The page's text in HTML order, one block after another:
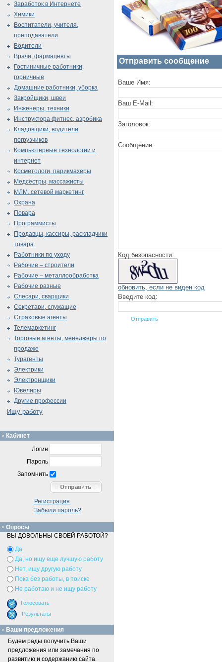
Отправить сообщение
Ваше Имя:
Ваш E-Mail:
Заголовок:
Сообщение:
Код безопасности:
обновить, если не виден код
Введите код:
Заработок в Интернете
Химики
Воспитатели, учителя,
преподаватели
Водители
Врачи, фармацевты
Гостиничные работники,
горничные
Домашние работники, уборка
Закройщики, швеи
Инженеры, техники
Инструктора фитнес, аэробика
Кладовщики, водители
погрузчиков
Компьютерные технологии и
интернет
Косметологи, парикмахеры
Медсёстры, массажисты
МЛМ, сетевой маркетинг
Охрана
Повара
Программисты
Продавцы, кассиры, раскладчики
товара
Работники по уходу
Рабочие – строители
Рабочие – металлообработка
Рабочие разные
Слесари, сварщики
Секретари, служащие
Страховые агенты
Телемаркетинг
Торговые агенты, менеджеры по
продаже
Турагенты
Электрики
Электронщики
Ювелиры
Другие профессии
Ищу работу
Кабинет
Логин
Пароль
Запомнить
Регистрация
Забыли пароль?
Опросы
ВЫ ДОВОЛЬНЫ СВОЕЙ РАБОТОЙ?
Да
Да, но ищу еще лучшую работу
Нет, ищу другую работу
Пока без работы, в поиске
Не работаю и не ищу работу
Ваши предложения
Будем рады получить Ваши
предложения или замечания по
развитию и содержанию сайта.